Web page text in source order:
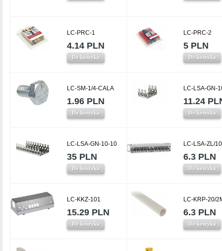
LC-PRC-1
4.14 PLN
Do koszyka
LC-PRC-2
5 PLN
Do koszyka
LC-SM-1/4-CALA
1.96 PLN
Do koszyka
LC-LSA-GN-
11.24
Do koszyka
LC-LSA-GN-10-10
35 PLN
Do koszyka
LC-LSA-ZL/10
6.3 PLN
Do koszyka
LC-KKZ-101
15.29 PLN
Do koszyka
LC-KRP-20/
6.3 PLN
Do koszyka